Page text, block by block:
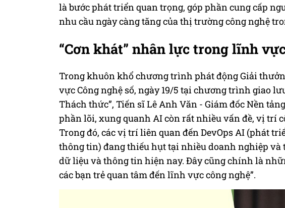
là bước phát triển quan trọng, góp phần cung cấp
nhu cầu ngày càng tăng của thị trường công nghệ
“Cơn khát” nhân lực trong lĩnh
Trong khuôn khổ chương trình phát động Giải
vực Công nghệ số, ngày 19/5 tại chương trình giao
Thách thức”, Tiến sĩ Lê Anh Văn - Giám đốc Nền
phần lõi, xung quanh AI còn rất nhiều vấn đề, vị trí
Trong đó, các vị trí liên quan đến DevOps AI (phát
thông tin) đang thiếu hụt tại nhiều doanh nghiệp và
dữ liệu và thông tin hiện nay. Đây cũng chính là
các bạn trẻ quan tâm đến lĩnh vực công nghệ”.